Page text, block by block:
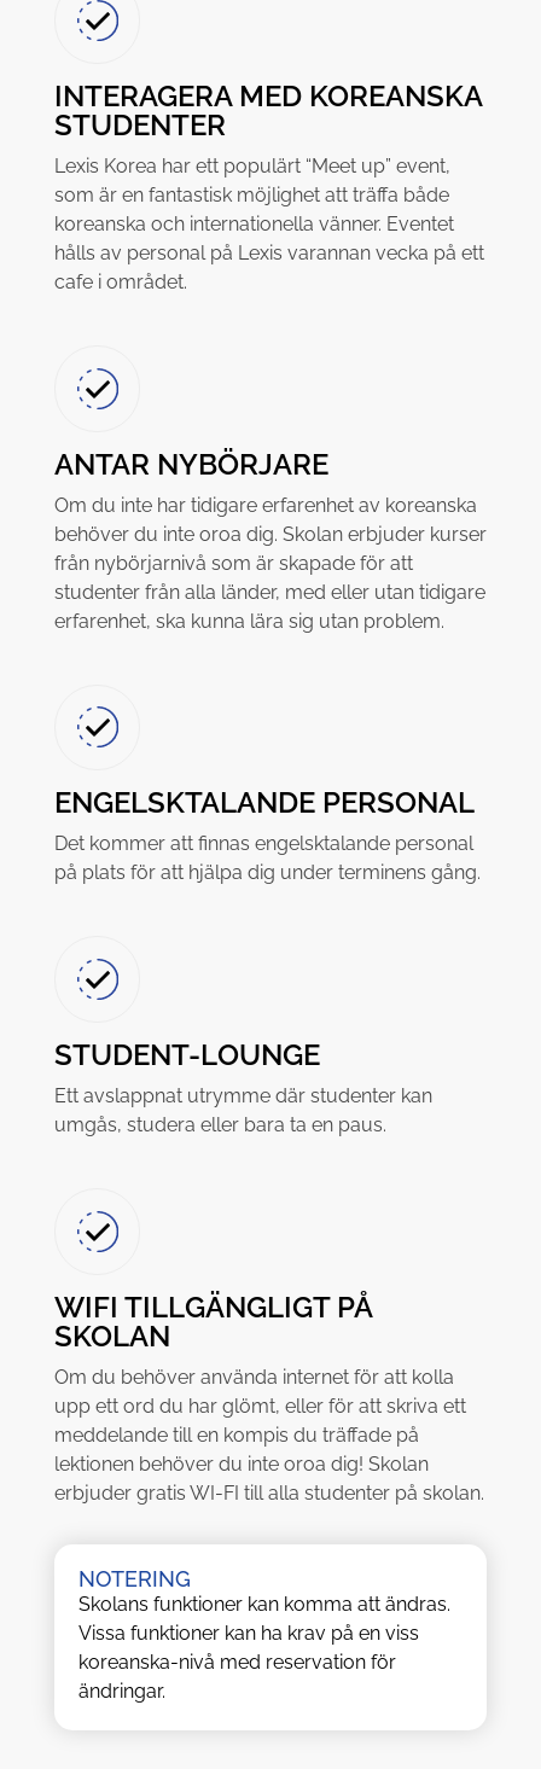
INTERAGERA MED KOREANSKA
STUDENTER
Lexis Korea har ett populärt “Meet up” event,
som är en fantastisk möjlighet att träffa både
koreanska och internationella vänner. Eventet
hålls av personal på Lexis varannan vecka på ett
cafe i området.
ANTAR NYBÖRJARE
Om du inte har tidigare erfarenhet av koreanska
behöver du inte oroa dig. Skolan erbjuder kurser
från nybörjarnivå som är skapade för att
studenter från alla länder, med eller utan tidigare
erfarenhet, ska kunna lära sig utan problem.
ENGELSKTALANDE PERSONAL
Det kommer att finnas engelsktalande personal
på plats för att hjälpa dig under terminens gång.
STUDENT-LOUNGE
Ett avslappnat utrymme där studenter kan
umgås, studera eller bara ta en paus.
WIFI TILLGÄNGLIGT PÅ
SKOLAN
Om du behöver använda internet för att kolla
upp ett ord du har glömt, eller för att skriva ett
meddelande till en kompis du träffade på
lektionen behöver du inte oroa dig! Skolan
erbjuder gratis WI-FI till alla studenter på skolan.
NOTERING
Skolans funktioner kan komma att ändras.
Vissa funktioner kan ha krav på en viss
koreanska-nivå med reservation för
ändringar.